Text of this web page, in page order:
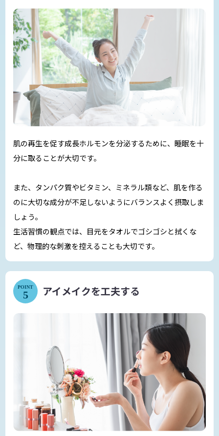
肌の再生を促す成長ホルモンを分泌するために、睡眠を十
分に取ることが大切です。
また、タンパク質やビタミン、ミネラル類など、肌を作る
のに大切な成分が不足しないようにバランスよく摂取しま
しょう。
生活習慣の観点では、目元をタオルでゴシゴシと拭くな
ど、物理的な刺激を控えることも大切です。
POINT
5 アイメイクを工夫する